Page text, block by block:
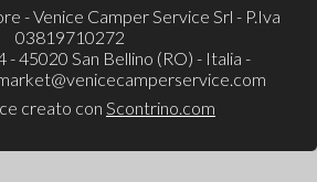
- Venice Camper Service Srl - P.Iva
03819710272
- 45020 San Bellino (RO) - Italia -
creato con Scontrino.com